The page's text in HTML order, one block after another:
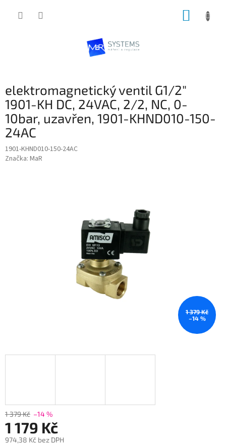
elektromagnetický ventil G1/2"
1901-KH DC, 24VAC, 2/2, NC, 0-
10bar, uzavřen, 1901-KHND010-150-
24AC
1901-KHND010-150-24AC
Značka: MaR
1 379 Kč
–14 %
1 379 Kč –14 %
1 179 Kč
974,38 Kč bez DPH